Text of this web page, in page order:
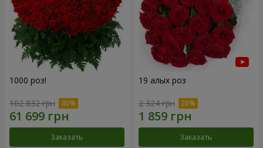
1000 роз!
102 832 грн
Заказать
19 алых роз
2 324 грн
Заказать